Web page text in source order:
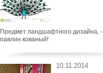
Предмет ландшафтного дизайна, -
павлин кованый!
10.11.2014